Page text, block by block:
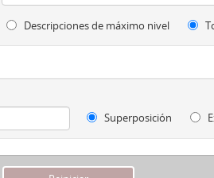
Descripciones de máximo nivel
Superposición